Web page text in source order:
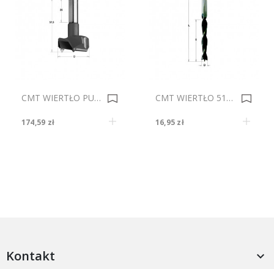
CMT WIERTŁO PUSZKOWE 317.550.11 HW 55 0007427
174,59 zł
CMT WIERTŁO 517.100.31 NP HS D10 I87 L13 0009760
16,95 zł
Kontakt 